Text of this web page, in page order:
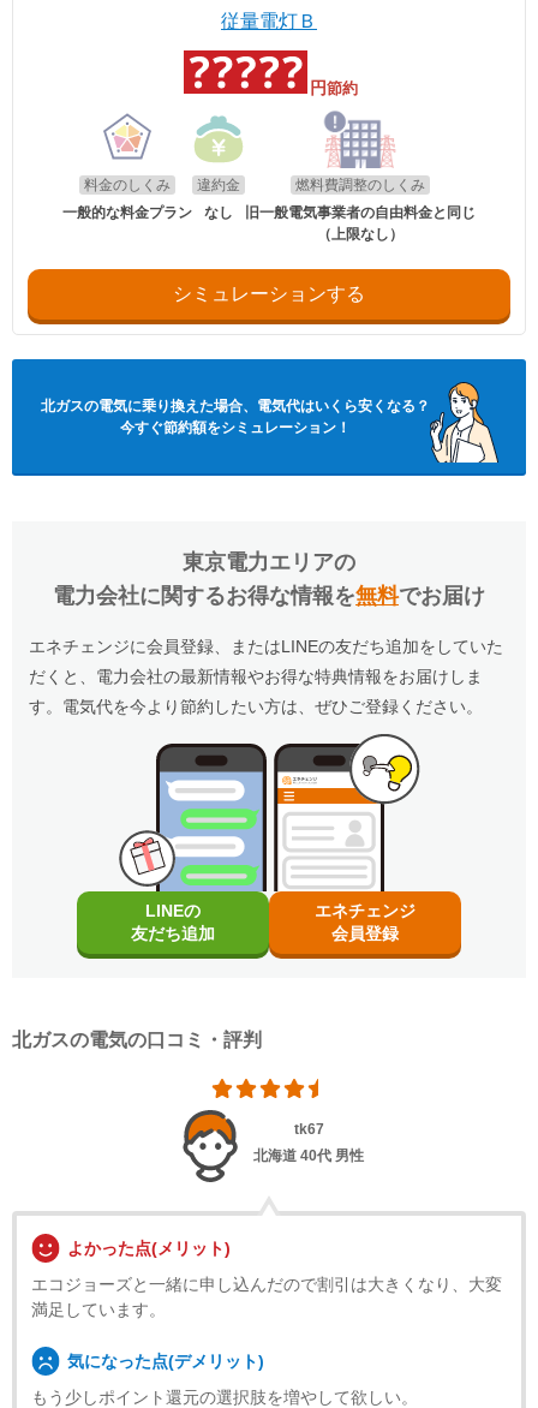
装置のいずれかが設置し使用している場合 1%割引
【給湯＋暖房割】ガスセントラルヒーティングまたは給湯器+暖房機が
設置し使用している場合 2%割引
【灯油セット割】家庭用として北海道ガスグループ会社の灯油定期配送
契約を締結し、北海道ガスグループ会社からのみ給油している場合 2％
【マイホーム発電割】エコウィル、コレモ、エネファームのいずれかを
設置し使用している場合 3%割引
※上記付帯割引率は燃料調整額を除いた電力量料金総額に対して適用さ
れます。
※付帯割引対象機器が複数設置されている場合、最も高い割引率が適用
されます。
※エネチェンジの節約額には上記割引額は含まれておりません。
従量電灯Ｂ
円節約
料金のしくみ
一般的な料金プラン
違約金
なし
燃料費調整のしくみ
旧一般電気事業者の自由料金と同じ
（上限なし）
シミュレーションする
北ガスの電気に乗り換えた場合、電気代はいくら安くなる？
今すぐ節約額をシミュレーション！
東京電力エリアの
電力会社に関するお得な情報を無料でお届け
エネチェンジに会員登録、またはLINEの友だち追加をしていた
だくと、電力会社の最新情報やお得な特典情報をお届けしま
す。電気代を今より節約したい方は、ぜひご登録ください。
LINEの
友だち追加
エネチェンジ
会員登録
北ガスの電気の口コミ・評判
tk67
北海道 40代 男性
よかった点(メリット)
エコジョーズと一緒に申し込んだので割引は大きくなり、大変
満足しています。
気になった点(デメリット)
もう少しポイント還元の選択肢を増やして欲しい。